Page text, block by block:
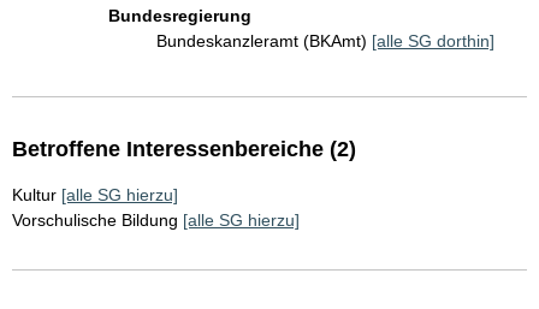
Bundesregierung
Bundeskanzleramt (BKAmt) [alle SG dorthin]
Betroffene Interessenbereiche (2)
Kultur [alle SG hierzu]
Vorschulische Bildung [alle SG hierzu]